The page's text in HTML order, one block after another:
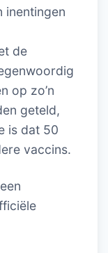
inentingen
de
op zo’n
geteld,
is dat 50
vaccins.